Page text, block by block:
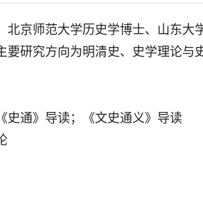
北京师范大学历史学博士、山东大
研究方向为明清史、史学理论与
史通》导读；《文史通义》导读